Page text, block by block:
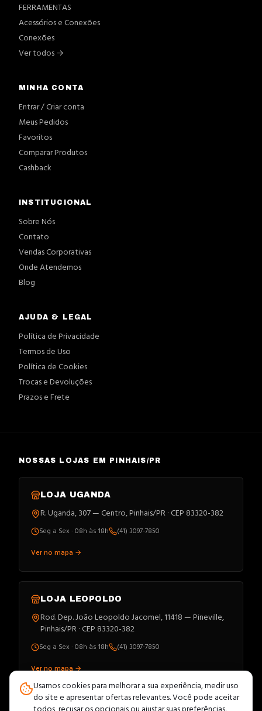
FERRAMENTAS
Acessórios e Conexões
Conexões
Ver todos →
MINHA CONTA
Entrar / Criar conta
Meus Pedidos
Favoritos
Comparar Produtos
Cashback
INSTITUCIONAL
Sobre Nós
Contato
Vendas Corporativas
Onde Atendemos
Blog
AJUDA & LEGAL
Política de Privacidade
Termos de Uso
Política de Cookies
Trocas e Devoluções
Prazos e Frete
NOSSAS LOJAS EM PINHAIS/PR
LOJA UGANDA
R. Uganda, 307 — Centro, Pinhais/PR · CEP 83320-382
Seg a Sex · 08h às 18h
(41) 3097-7850
Ver no mapa →
LOJA LEOPOLDO
Rod. Dep. João Leopoldo Jacomel, 11418 — Pineville,
Pinhais/PR · CEP 83320-382
Seg a Sex · 08h às 18h
(41) 3097-7850
Ver no mapa →
Usamos cookies para melhorar a sua experiência, medir uso
do site e apresentar ofertas relevantes. Você pode aceitar